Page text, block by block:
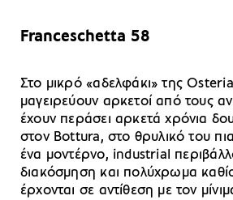
Franceschetta 58
Στο μικρό «αδελφάκι» της
μαγειρεύουν αρκετοί από τους
έχουν περάσει αρκετά χρόνια
στον Bottura, στο θρυλικό του
ένα μοντέρνο, industrial
διακόσμηση και πολύχρωμα
έρχονται σε αντίθεση με τον